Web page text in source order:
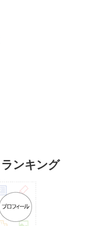
ンキング